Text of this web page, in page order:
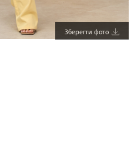
Зберегти фото